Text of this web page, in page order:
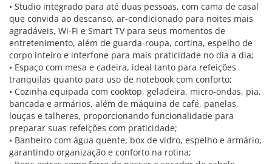
• Studio integrado para até duas pessoas, com cama de casal
que convida ao descanso, ar-condicionado para noites mais
agradáveis, Wi-Fi e Smart TV para seus momentos de
entretenimento, além de guarda-roupa, cortina, espelho de
corpo inteiro e interfone para mais praticidade no dia a dia;
• Espaço com mesa e cadeira, ideal tanto para refeições
tranquilas quanto para uso de notebook com conforto;
• Cozinha equipada com cooktop, geladeira, micro-ondas, pia,
bancada e armários, além de máquina de café, panelas,
louças e talheres, proporcionando funcionalidade para
preparar suas refeições com praticidade;
• Banheiro com água quente, box de vidro, espelho e armário,
garantindo organização e conforto na rotina;